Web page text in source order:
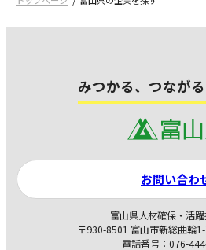
みつかる、つなが
富山県人材確保・活
〒930-8501 富山市新総曲輪
電話番号：076-
お問い合わ